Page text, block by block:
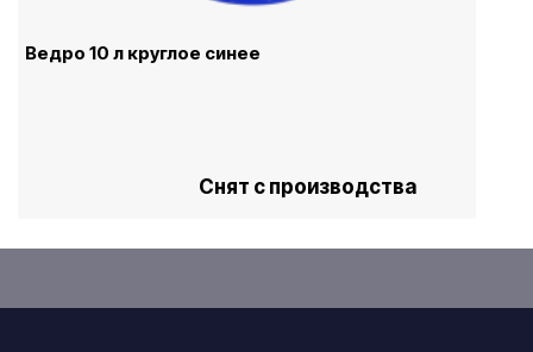
Ведро 10 л круглое синее
Снят с производства